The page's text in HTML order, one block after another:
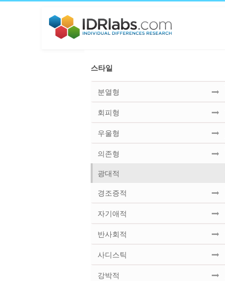
스타일
분열형
회피형
우울형
의존형
광대적
경조증적
자기애적
반사회적
사디스틱
강박적